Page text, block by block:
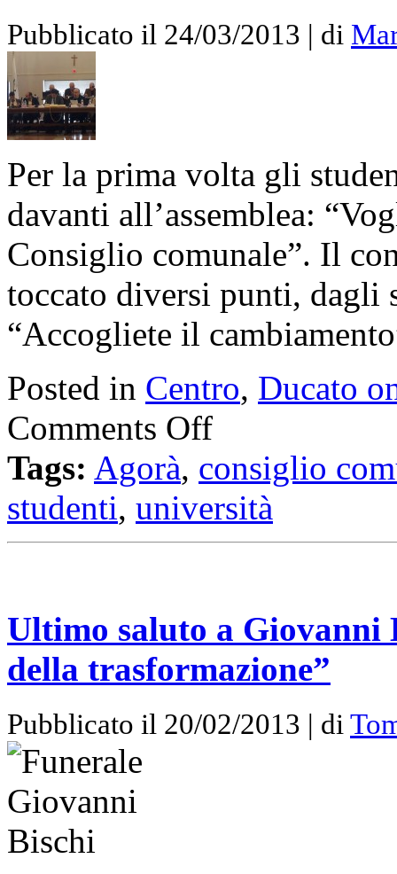
Pubblicato il 24/03/2013 | di
Per la prima volta gli
davanti all’assemblea:
Consiglio comunale”. Il
toccato diversi punti, dagli
“Accogliete il
Posted in Centro, Ducato
Comments Off
Tags: Agorà, consiglio
studenti, università
Ultimo saluto a Giovanni
della trasformazione”
Pubblicato il 20/02/2013 | di